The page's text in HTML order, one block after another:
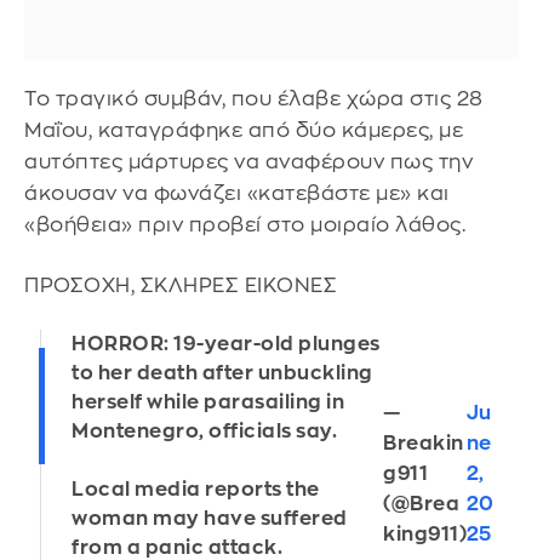
Το τραγικό συμβάν, που έλαβε χώρα στις 28
Μαΐου, καταγράφηκε από δύο κάμερες, με
αυτόπτες μάρτυρες να αναφέρουν πως την
άκουσαν να φωνάζει «κατεβάστε με» και
«βοήθεια» πριν προβεί στο μοιραίο λάθος.
ΠΡΟΣΟΧΗ, ΣΚΛΗΡΕΣ ΕΙΚΟΝΕΣ
HORROR: 19-year-old plunges
to her death after unbuckling
herself while parasailing in
Montenegro, officials say.
Local media reports the
woman may have suffered
from a panic attack.
—
Breakin
g911
(@Brea
king911)
Ju
ne
2,
20
25